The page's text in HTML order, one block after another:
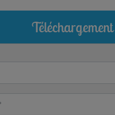
Téléchargement